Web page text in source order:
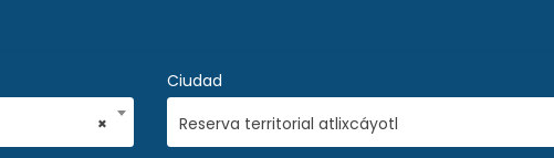
×
Ciudad
Reserva territorial atlixcáyotl